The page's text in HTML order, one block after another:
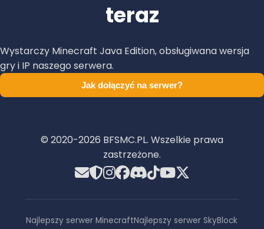
teraz
Wystarczy Minecraft Java Edition, obsługiwana wersja
gry i IP naszego serwera.
Jak dołączyć na serwer?
© 2020-2026 BFSMC.PL. Wszelkie prawa
zastrzeżone.
Najlepszy serwer MinecraftNajlepszy serwer SkyBlock